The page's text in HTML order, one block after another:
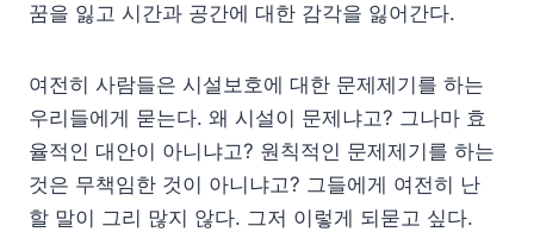
꿈을 잃고 시간과 공간에 대한 감각을 잃어간다.
여전히 사람들은 시설보호에 대한 문제제기를 하는
우리들에게 묻는다. 왜 시설이 문제냐고? 그나마 효
율적인 대안이 아니냐고? 원칙적인 문제제기를 하는
것은 무책임한 것이 아니냐고? 그들에게 여전히 난
할 말이 그리 많지 않다. 그저 이렇게 되묻고 싶다.